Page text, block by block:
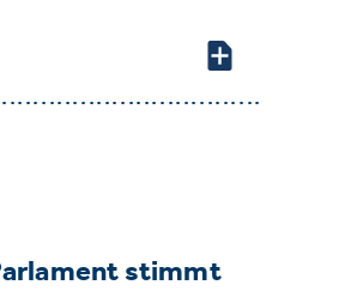
stimmt